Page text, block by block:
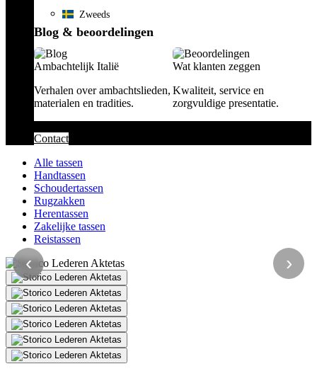
Zweeds
Blog & beoordelingen
Ambachtelijk Italië
Verhalen over ambachtslieden,
materialen en tradities.
Wat klanten zeggen
Kwaliteit, service en
zorgvuldige presentatie.
Contact
Alle tassen
Handtassen
Schoudertassen
Rugzakken
Herentassen
Zakelijke tassen
Reistassen
‹ ›